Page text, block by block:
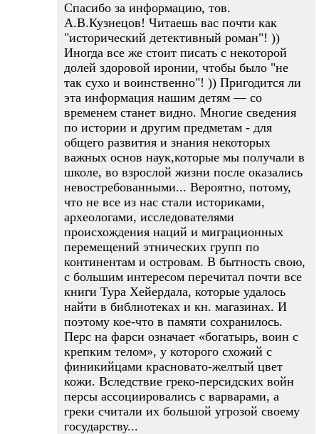
Спасибо за информацию, тов.
А.В.Кузнецов! Читаешь вас почти как
"исторический детективный роман"! ))
Иногда все же стоит писать с некоторой
долей здоровой иронии, чтобы было "не
так сухо и воинственно"! )) Пригодится ли
эта информация нашим детям — со
временем станет видно. Многие сведения
по истории и другим предметам - для
общего развития и знания некоторых
важных основ наук,которые мы получали в
школе, во взрослой жизни после оказались
невостребованными... Вероятно, потому,
что не все из нас стали историками,
археологами, исследователями
происхождения наций и миграционных
перемещений этнических групп по
континентам и островам. В бытность свою,
с большим интересом перечитал почти все
книги Тура Хейердала, которые удалось
найти в библиотеках и кн. магазинах. И
поэтому кое-что в памяти сохранилось.
Перс на фарси означает «богатырь, воин с
крепким телом», у которого схожий с
финикийцами красновато-желтый цвет
кожи. Вследствие греко-персидских войн
персы ассоциировались с варварами, а
греки считали их большой угрозой своему
государству...